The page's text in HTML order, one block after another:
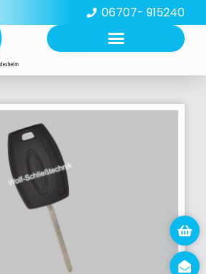
06707- 915240